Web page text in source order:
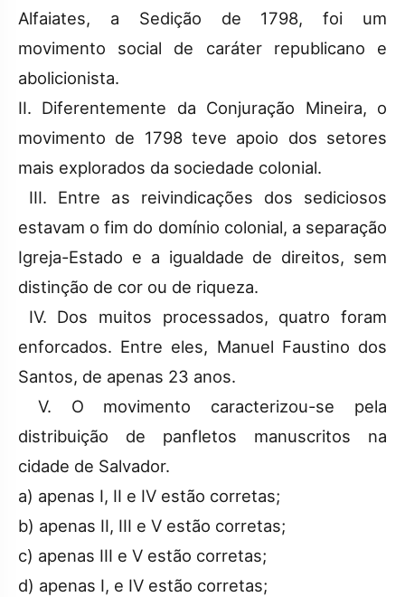
Alfaiates, a Sedição de 1798, foi um
movimento social de caráter republicano e
abolicionista.
II. Diferentemente da Conjuração Mineira, o
movimento de 1798 teve apoio dos setores
mais explorados da sociedade colonial.
III. Entre as reivindicações dos sediciosos
estavam o fim do domínio colonial, a separação
Igreja-Estado e a igualdade de direitos, sem
distinção de cor ou de riqueza.
IV. Dos muitos processados, quatro foram
enforcados. Entre eles, Manuel Faustino dos
Santos, de apenas 23 anos.
V. O movimento caracterizou-se pela
distribuição de panfletos manuscritos na
cidade de Salvador.
a) apenas I, II e IV estão corretas;
b) apenas II, III e V estão corretas;
c) apenas III e V estão corretas;
d) apenas I, e IV estão corretas;